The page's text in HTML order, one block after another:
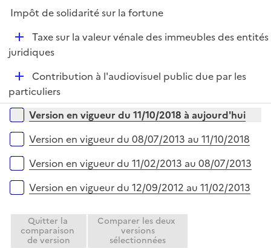
i
e
r
p
i
e
Impôt de solidarité sur la fortune
D
é
i
e
r
Taxe sur la valeur vénale des immeubles des entités
juridiques
D
é
p
e
r
Contribution à l'audiovisuel public due par les
particuliers
Versions sur la période
Version en vigueur du 11/10/2018 à aujourd'hui
Version en vigueur du 08/07/2013 au 11/10/2018
Version en vigueur du 11/02/2013 au 08/07/2013
Version en vigueur du 12/09/2012 au 11/02/2013
Quitter la
comparaison
de version
Comparer les deux
versions
sélectionnées